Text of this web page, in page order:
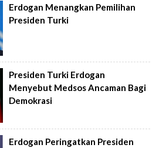
Erdogan Menangkan Pemilihan
Presiden Turki
Presiden Turki Erdogan
Menyebut Medsos Ancaman Bagi
Demokrasi
Erdogan Peringatkan Presiden